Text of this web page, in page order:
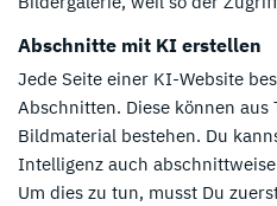
Abschnitte mit KI erstellen
Jede Seite einer KI-Website
Abschnitten. Diese können aus
Bildmaterial bestehen. Du
Intelligenz auch
Um dies zu tun, musst Du